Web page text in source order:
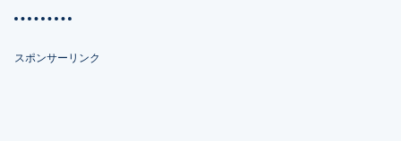
スポンサーリンク